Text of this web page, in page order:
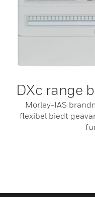
DXc range
Morley-IAS
flexibel biedt